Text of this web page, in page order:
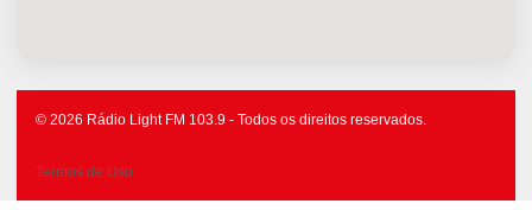
© 2026 Rádio Light FM 103.9 - Todos os direitos reservados.
Termos de Uso